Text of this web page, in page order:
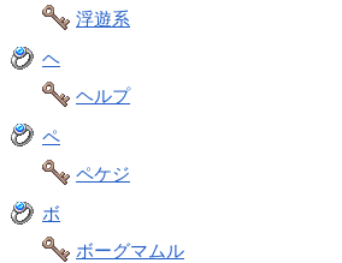
浮遊系
ヘ
ヘルプ
ペ
ペケジ
ボ
ボーグマムル